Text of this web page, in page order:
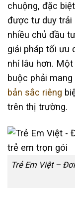
chuộng, đặc
được tư duy trải
nhiều chủ đầu
giải pháp tối ưu
nhí lâu hơn.
buộc phải
bản sắc riêng
trên thị trường.
Trẻ Em Việt –